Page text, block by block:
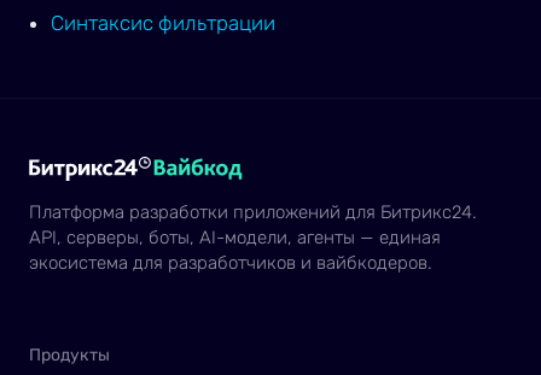
Синтаксис фильтрации
Платформа разработки приложений для Битрикс24.
API, серверы, боты, AI-модели, агенты — единая
экосистема для разработчиков и вайбкодеров.
Продукты